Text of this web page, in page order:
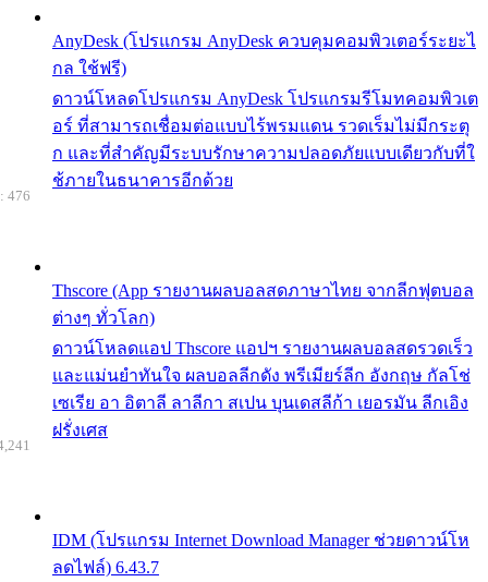
AnyDesk (โปรแกรม AnyDesk ควบคุมคอมพิวเตอร์ระยะไ
กล ใช้ฟรี)
ดาวน์โหลดโปรแกรม AnyDesk โปรแกรมรีโมทคอมพิวเต
อร์ ที่สามารถเชื่อมต่อแบบไร้พรมแดน รวดเร็มไม่มีกระตุ
ก และที่สำคัญมีระบบรักษาความปลอดภัยแบบเดียวกับที่ใ
ช้ภายในธนาคารอีกด้วย
Thscore (App รายงานผลบอลสดภาษาไทย จากลีกฟุตบอล
ต่างๆ ทั่วโลก)
ดาวน์โหลดแอป Thscore แอปฯ รายงานผลบอลสดรวดเร็ว
และแม่นยำทันใจ ผลบอลลีกดัง พรีเมียร์ลีก อังกฤษ กัลโช่
เซเรีย อา อิตาลี ลาลีกา สเปน บุนเดสลีก้า เยอรมัน ลีกเอิง
ฝรั่งเศส
476
IDM (โปรแกรม Internet Download Manager ช่วยดาวน์โห
ลดไฟล์) 6.43.7